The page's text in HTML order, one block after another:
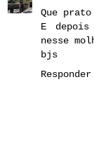
Que
E
nesse
bjs
Responder